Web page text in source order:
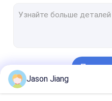
Взрывозащищенная
Взрывозащищенный
Jason Jiang